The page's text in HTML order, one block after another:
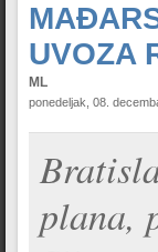
UVOZA
ML
ponedeljak, 08.
plana,